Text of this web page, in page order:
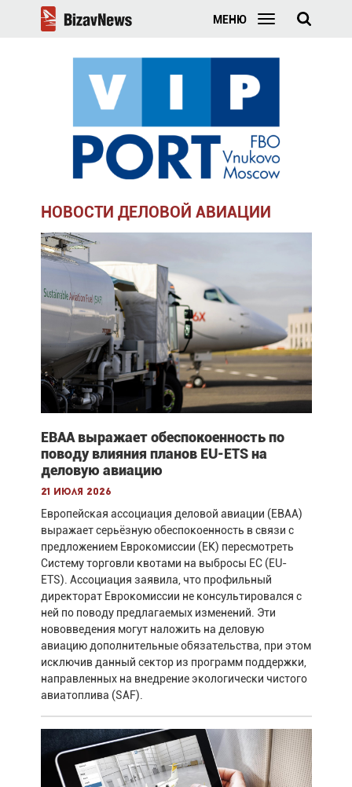
МЕНЮ
НОВОСТИ ДЕЛОВОЙ АВИАЦИИ
EBAA выражает обеспокоенность по
поводу влияния планов EU-ETS на
деловую авиацию
21 июля 2026
Европейская ассоциация деловой авиации (EBAA)
выражает серьёзную обеспокоенность в связи с
предложением Еврокомиссии (ЕК) пересмотреть
Систему торговли квотами на выбросы ЕС (EU-
ETS). Ассоциация заявила, что профильный
директорат Еврокомиссии не консультировался с
ней по поводу предлагаемых изменений. Эти
нововведения могут наложить на деловую
авиацию дополнительные обязательства, при этом
исключив данный сектор из программ поддержки,
направленных на внедрение экологически чистого
авиатоплива (SAF).